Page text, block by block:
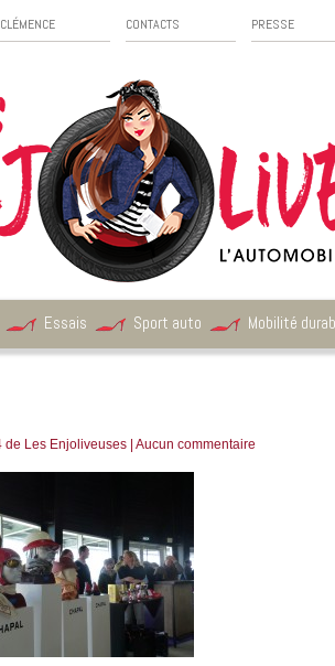
CLÉMENCE CONTACTS PRESSE
Essais Sport auto Mobilité
de Les Enjoliveuses Aucun commentaire